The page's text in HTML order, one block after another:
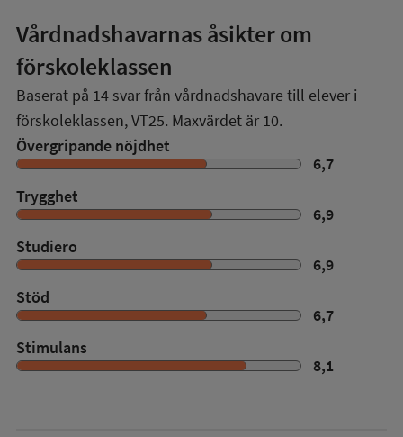
Vårdnadshavarnas åsikter om
förskoleklassen
Baserat på 14 svar från vårdnadshavare till elever i
förskoleklassen,VT25. Maxvärdet är 10.
Övergripande nöjdhet
6,7
Trygghet
6,9
Studiero
6,9
Stöd
6,7
Stimulans
8,1